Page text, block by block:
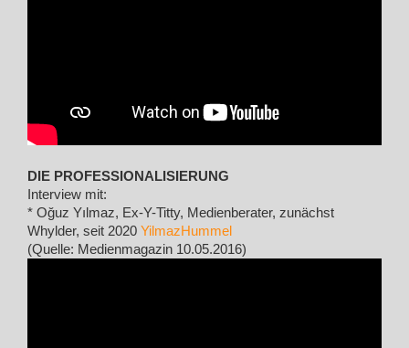
DIE PROFESSIONALISIERUNG
Interview mit:
* Oğuz Yılmaz, Ex-Y-Titty, Medienberater, zunächst
Whylder, seit 2020 YilmazHummel
(Quelle: Medienmagazin 10.05.2016)